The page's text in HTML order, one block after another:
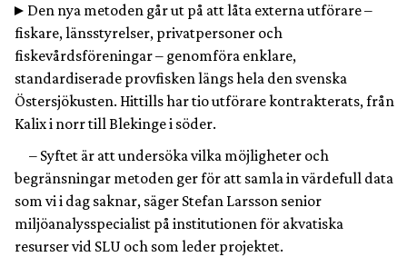
Den nya metoden går ut på att låta externa utförare –
fiskare, länsstyrelser, privatpersoner och
fiskevårdsföreningar – genomföra enklare,
standardiserade provfisken längs hela den svenska
Östersjökusten. Hittills har tio utförare kontrakterats, från
Kalix i norr till Blekinge i söder.
– Syftet är att undersöka vilka möjligheter och
begränsningar metoden ger för att samla in värdefull data
som vi i dag saknar, säger Stefan Larsson senior
miljöanalysspecialist på institutionen för akvatiska
resurser vid SLU och som leder projektet.